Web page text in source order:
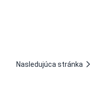
Nasledujúca stránka